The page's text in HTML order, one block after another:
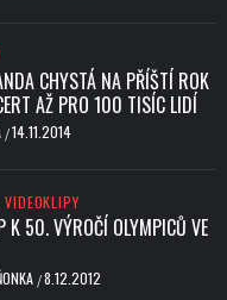
CHYSTÁ NA PŘÍŠTÍ ROK
AŽ PRO 100 TISÍC LIDÍ
/14.11.2014
VIDEOKLIPY
K 50. VÝROČÍ OLYMPICŮ VE
/8.12.2012